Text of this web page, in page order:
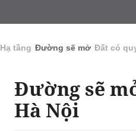
Hạ tầng Đường sẽ mở Đất có
Đường sẽ
Hà Nội